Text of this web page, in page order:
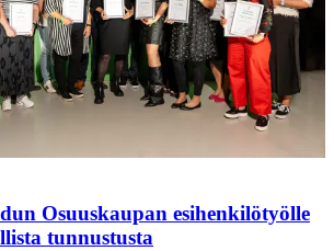
Osuuskaupan esihenkilötyölle
tunnustusta